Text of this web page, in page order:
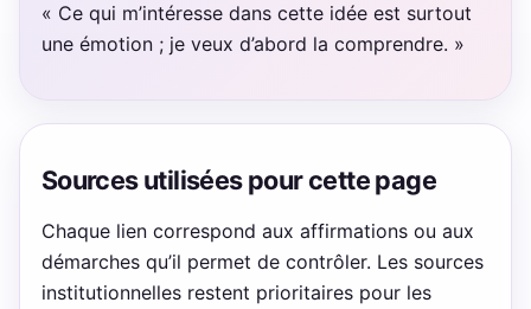
« Ce qui m’intéresse dans cette idée est surtout
une émotion ; je veux d’abord la comprendre. »
Sources utilisées pour cette page
Chaque lien correspond aux affirmations ou aux
démarches qu’il permet de contrôler. Les sources
institutionnelles restent prioritaires pour les